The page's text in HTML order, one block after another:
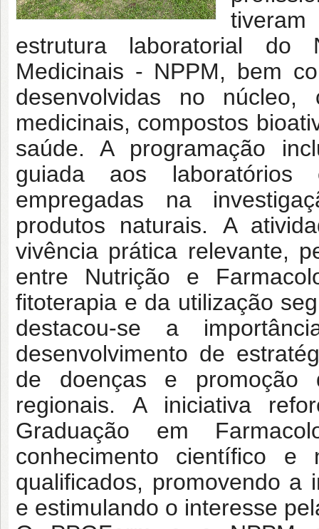
estrutura laboratorial do
Medicinais - NPPM, bem
desenvolvidas no
medicinais, compostos
saúde. A programação
guiada aos laboratórios
empregadas na
produtos naturais. A
vivência prática relevante,
entre Nutrição e
fitoterapia e da utilização
destacou-se a
desenvolvimento de
de doenças e promoção
regionais.A iniciativa
Graduação em
conhecimento científico e
qualificados, promovendo a
e estimulando o interesse